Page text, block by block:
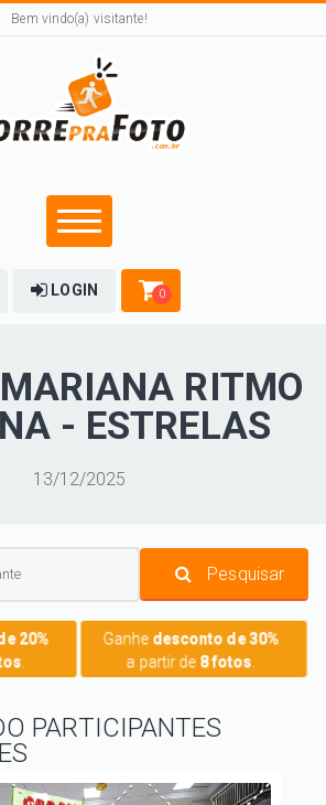
Bem vindo(a) visitante!
LOGIN 0
RITMO
- ESTRELAS
13/12/2025
Pesquisar
20%
Ganhe desconto de 30%
a partir de 8 fotos
PARTICIPANTES